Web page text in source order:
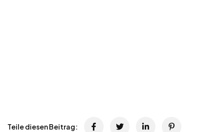
Teile diesen Beitrag: